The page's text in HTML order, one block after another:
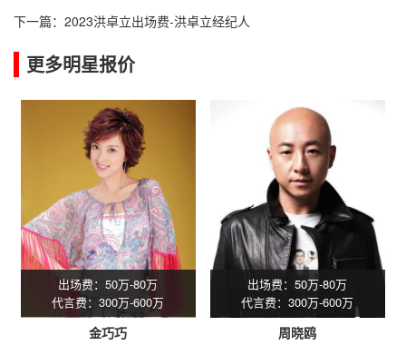
下一篇： 2023洪卓立出场费-洪卓立经纪人
更多明星报价
出场费：50万-80万
代言费：300万-600万
金巧巧
出场费：50万-80万
代言费：300万-600万
周晓鸥